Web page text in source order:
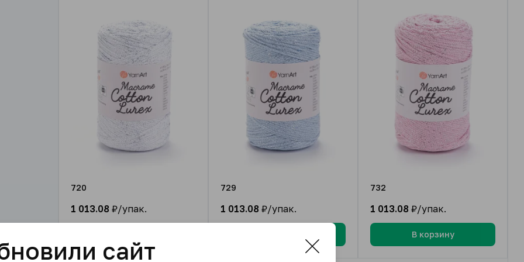
720
1 013.08 ₽/упак.
729
1 013.08 ₽/упак.
732
1 013.08 ₽/упак.
В корзину
сайт